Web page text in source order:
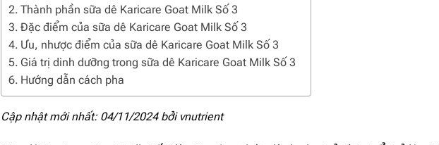
Thành phần sữa dê Karicare Goat Milk Số 3
Đặc điểm của sữa dê Karicare Goat Milk Số 3
Ưu, nhược điểm của sữa dê Karicare Goat Milk Số 3
Giá trị dinh dưỡng trong sữa dê Karicare Goat Milk Số 3
Hướng dẫn cách pha
Cập nhật mới nhất: 04/11/2024 bởi vnutrient